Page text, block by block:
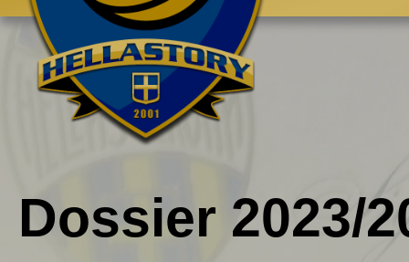
Benvenuti su HELLASTORY.net
Dossier 2023/